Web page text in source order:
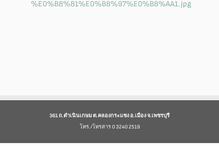
361 ถ.ดำเนินเกษม ต.คลองกระแชง อ.เมือง จ.เพชรบุรี
โทร./โทรสาร 0 3240 2519